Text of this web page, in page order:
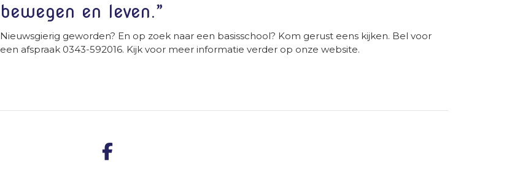
bewegen en leven.”
Nieuwsgierig geworden? En op zoek naar een basisschool? Kom gerust eens kijken. Bel voor
een afspraak 0343-592016. Kijk voor meer informatie verder op onze website.